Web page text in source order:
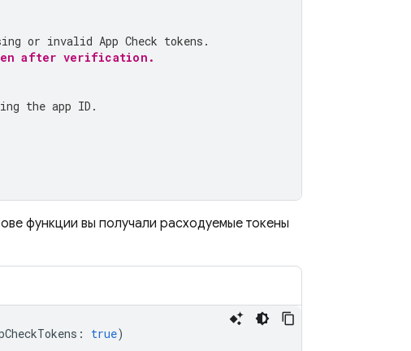
or invalid App Check tokens.
after verification.
the app ID.
функции вы получали расходуемые токены
: true)